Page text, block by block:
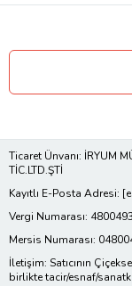
Ticaret Ünvanı: İRYUM
TİC.LTD.ŞTİ
Kayıtlı E-Posta Adresi:
Vergi Numarası:
Mersis Numarası:
İletişim: Satıcının
birlikte tacir/esnaf/